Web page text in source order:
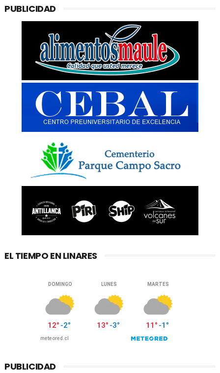
PUBLICIDAD
EL TIEMPO EN LINARES
PUBLICIDAD